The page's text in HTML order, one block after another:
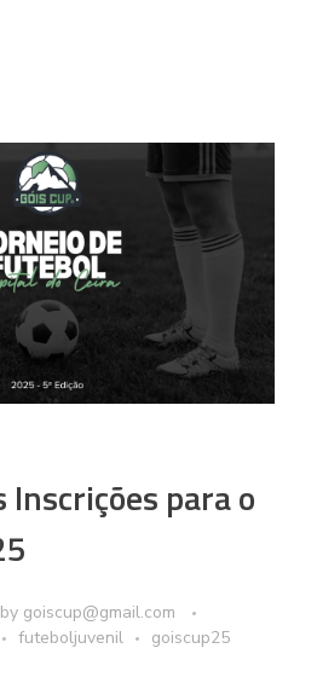
para o
by goiscup@gmail.com
futeboljuvenil goiscup25